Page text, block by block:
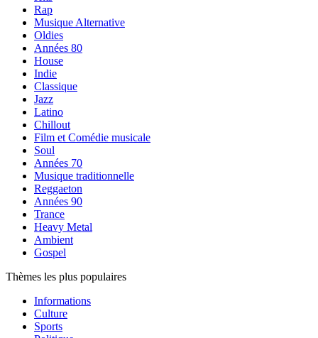
Rap
Musique Alternative
Oldies
Années 80
House
Indie
Classique
Jazz
Latino
Chillout
Film et Comédie musicale
Soul
Années 70
Musique traditionnelle
Reggaeton
Années 90
Trance
Heavy Metal
Ambient
Gospel
Thèmes les plus populaires
Informations
Culture
Sports